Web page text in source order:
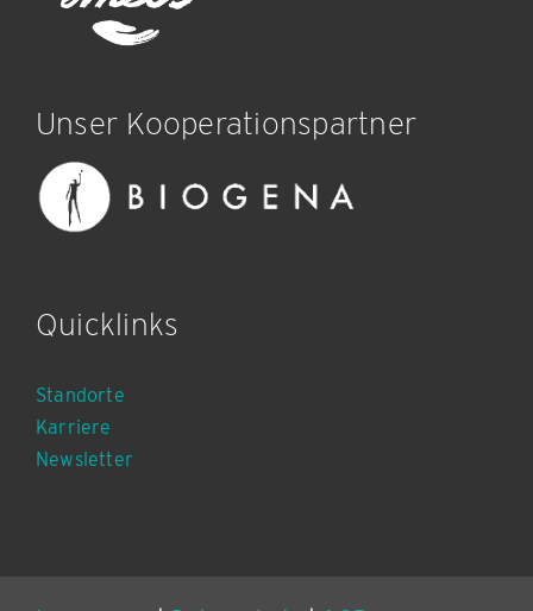
Unser Kooperationspartner
Quicklinks
Standorte
Karriere
Newsletter